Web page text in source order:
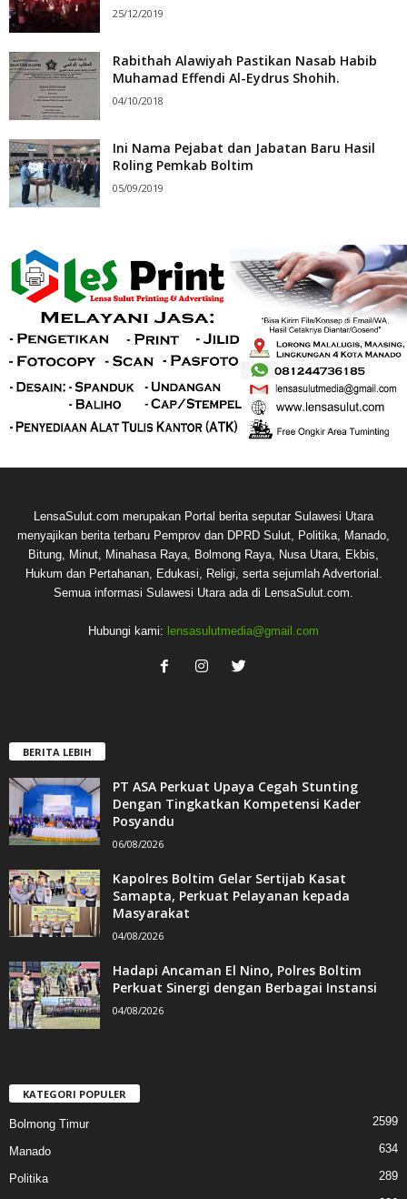
25/12/2019
Rabithah Alawiyah Pastikan Nasab Habib
Muhamad Effendi Al-Eydrus Shohih.
04/10/2018
Ini Nama Pejabat dan Jabatan Baru Hasil
Roling Pemkab Boltim
05/09/2019
LensaSulut.com merupakan Portal berita seputar Sulawesi Utara
menyajikan berita terbaru Pemprov dan DPRD Sulut, Politika, Manado,
Bitung, Minut, Minahasa Raya, Bolmong Raya, Nusa Utara, Ekbis,
Hukum dan Pertahanan, Edukasi, Religi, serta sejumlah Advertorial.
Semua informasi Sulawesi Utara ada di LensaSulut.com.
Hubungi kami: lensasulutmedia@gmail.com
BERITA LEBIH
PT ASA Perkuat Upaya Cegah Stunting
Dengan Tingkatkan Kompetensi Kader
Posyandu
06/08/2026
Kapolres Boltim Gelar Sertijab Kasat
Samapta, Perkuat Pelayanan kepada
Masyarakat
04/08/2026
Hadapi Ancaman El Nino, Polres Boltim
Perkuat Sinergi dengan Berbagai Instansi
04/08/2026
KATEGORI POPULER
Bolmong Timur 2599
Manado 634
Politika
289